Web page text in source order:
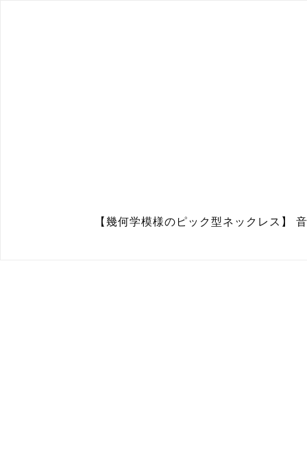
【幾何学模様のピック型ネックレス】